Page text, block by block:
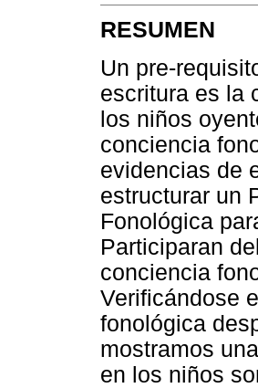
RESUMEN
Un pre-
escritura es la
los niños
conciencia
evidencias de
estructurar un
Fonológica
Participaran
conciencia
Verificándose
fonológica
mostramos
en los niños